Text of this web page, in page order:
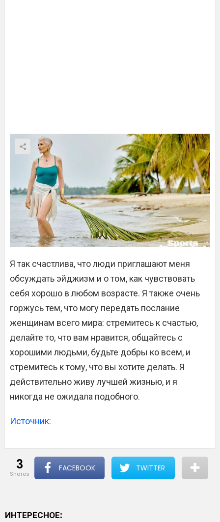
Я так счастлива, что люди приглашают меня
обсуждать эйджизм и о том, как чувствовать
себя хорошо в любом возрасте. Я также очень
горжусь тем, что могу передать послание
женщинам всего мира: стремитесь к счастью,
делайте то, что вам нравится, общайтесь с
хорошими людьми, будьте добры ко всем, и
стремитесь к тому, что вы хотите делать. Я
действительно живу лучшей жизнью, и я
никогда не ожидала подобного.
Источник:
3
shares
FACEBOOK TWITTER
ИНТЕРЕСНОЕ: